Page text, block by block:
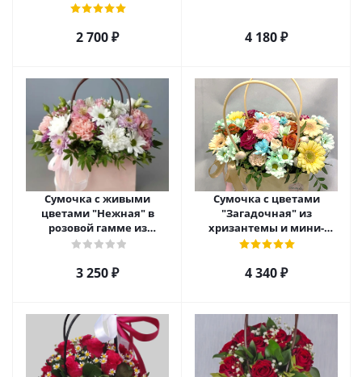
2 700₽ 4 180₽
Сумочка с живыми
цветами "Нежная" в
розовой гамме из
кустовой хризантемы,
3 250₽
Сумочка с цветами
"Загадочная" из
хризантемы и мини-
герберы с розами арт.
4 340₽